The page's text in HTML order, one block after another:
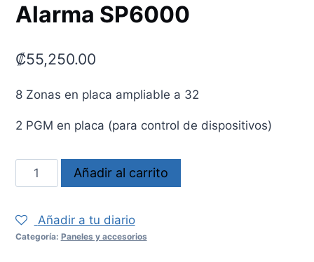
Alarma SP6000
₡55,250.00
8 Zonas en placa ampliable a 32
2 PGM en placa (para control de dispositivos)
Alarma
SP6000
Añadir al carrito
Añadir a tu diario
Categoría: Paneles y accesorios